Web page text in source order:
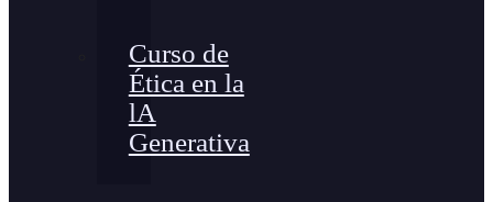
Curso de
Ética en la
lA
Generativa